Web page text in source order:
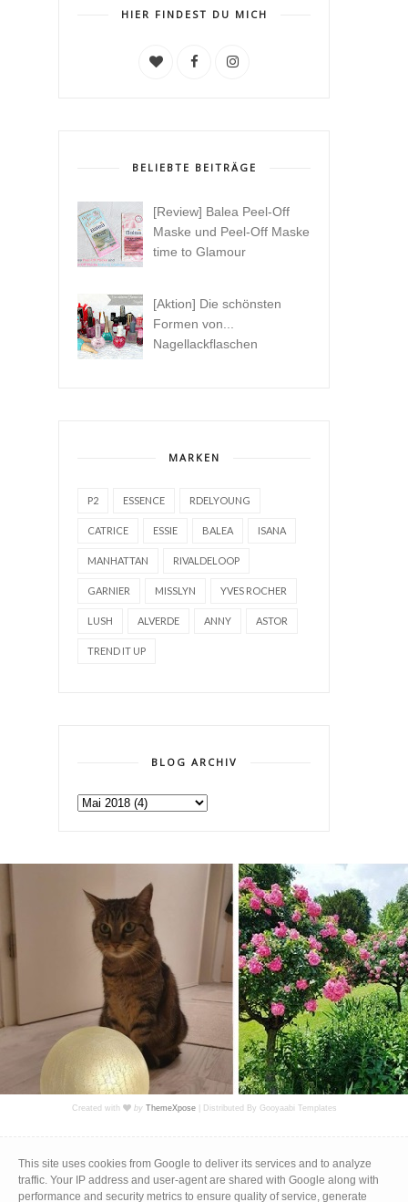
HIER FINDEST DU MICH
BELIEBTE BEITRÄGE
[Review] Balea Peel-Off
Maske und Peel-Off Maske
time to Glamour
[Aktion] Die schönsten
Formen von...
Nagellackflaschen
MARKEN
P2 ESSENCE RDELYOUNG
CATRICE ESSIE BALEA ISANA
MANHATTAN RIVALDELOOP
GARNIER MISSLYN YVES ROCHER
LUSH ALVERDE ANNY ASTOR
TREND IT UP
BLOG ARCHIV
Created with by ThemeXpose| Distributed By Gooyaabi Templates
This site uses cookies from Google to deliver its services and to analyze
traffic. Your IP address and user-agent are shared with Google along with
performance and security metrics to ensure quality of service, generate